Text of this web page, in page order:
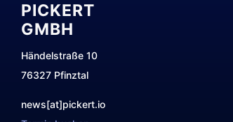
PICKERT
GMBH
Händelstraße 10
76327 Pfinztal
news[at]pickert.io